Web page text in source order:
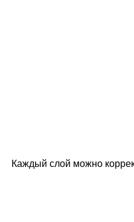
Каждый слой можно